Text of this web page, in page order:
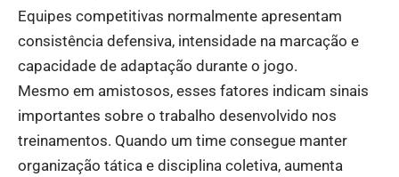
Equipes competitivas normalmente apresentam
consistência defensiva, intensidade na marcação e
capacidade de adaptação durante o jogo.
Mesmo em amistosos, esses fatores indicam sinais
importantes sobre o trabalho desenvolvido nos
treinamentos. Quando um time consegue manter
organização tática e disciplina coletiva, aumenta